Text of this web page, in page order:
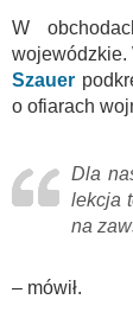
W
wojewódzkie.
Szauer
o ofiarach
Dla
lekcja
na
– mówił.